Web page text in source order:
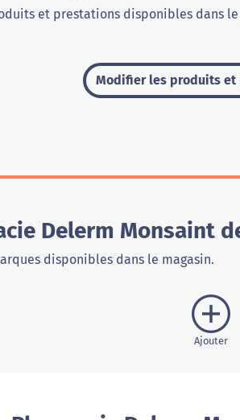
et prestations disponibles dans
Modifier les produits et
Delerm Monsaint
disponibles dans le magasin.
Ajouter